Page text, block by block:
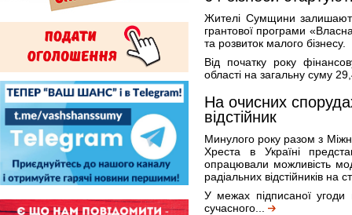
Жителі Сумщини
грантової програми
та розвиток малого бізнесу.
Від початку року
області на загальну суму
На очисних
відстійник
Минулого року разом з
Хреста в Україні
опрацювали можливість
радіальних відстійників на
У межах підписаної угоди
сучасного...